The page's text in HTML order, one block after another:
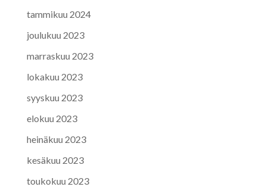
tammikuu 2024
joulukuu 2023
marraskuu 2023
lokakuu 2023
syyskuu 2023
elokuu 2023
heinäkuu 2023
kesäkuu 2023
toukokuu 2023